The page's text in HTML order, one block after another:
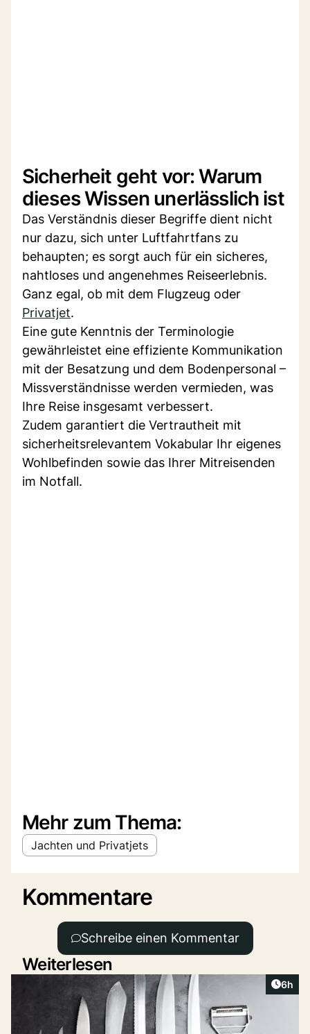
Sicherheit geht vor: Warum
dieses Wissen unerlässlich ist
Das Verständnis dieser Begriffe dient nicht
nur dazu, sich unter Luftfahrtfans zu
behaupten; es sorgt auch für ein sicheres,
nahtloses und angenehmes Reiseerlebnis.
Ganz egal, ob mit dem Flugzeug oder
Privatjet.
Eine gute Kenntnis der Terminologie
gewährleistet eine effiziente Kommunikation
mit der Besatzung und dem Bodenpersonal –
Missverständnisse werden vermieden, was
Ihre Reise insgesamt verbessert.
Zudem garantiert die Vertrautheit mit
sicherheitsrelevantem Vokabular Ihr eigenes
Wohlbefinden sowie das Ihrer Mitreisenden
im Notfall.
Mehr zum Thema:
Jachten und Privatjets
Kommentare
Schreibe einen Kommentar
Weiterlesen
6h